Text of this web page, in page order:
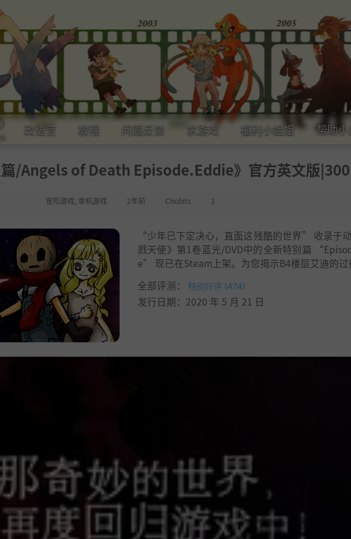
改语言 教程 问题反馈 求游戏 福利小姐姐 帮助
篇/Angels of Death Episode.Eddie》官方英文版
冒险游戏 单机游戏 2年前 Chobits 1
“少年已下定决心，直面这残酷的世界” 收录于
戮天使》第1卷蓝光/DVD中的全新特别篇
e” 现已在Steam上架。为您揭示B4楼层艾迪的
全部评测：
特别好评 (474)
发行日期：2020 年 5 月 21 日